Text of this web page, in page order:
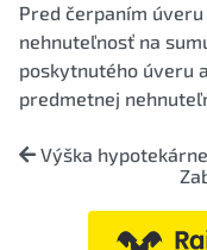
Pred čerpaním
nehnuteľnosť na
poskytnutého úveru
predmetnej
Výška